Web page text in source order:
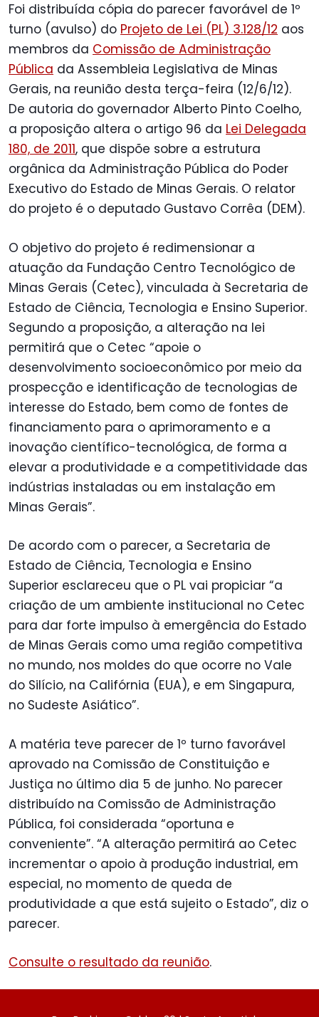
Foi distribuída cópia do parecer favorável de 1º
turno (avulso) do Projeto de Lei (PL) 3.128/12 aos
membros da Comissão de Administração
Pública da Assembleia Legislativa de Minas
Gerais, na reunião desta terça-feira (12/6/12).
De autoria do governador Alberto Pinto Coelho,
a proposição altera o artigo 96 da Lei Delegada
180, de 2011, que dispõe sobre a estrutura
orgânica da Administração Pública do Poder
Executivo do Estado de Minas Gerais. O relator
do projeto é o deputado Gustavo Corrêa (DEM).
O objetivo do projeto é redimensionar a
atuação da Fundação Centro Tecnológico de
Minas Gerais (Cetec), vinculada à Secretaria de
Estado de Ciência, Tecnologia e Ensino Superior.
Segundo a proposição, a alteração na lei
permitirá que o Cetec “apoie o
desenvolvimento socioeconômico por meio da
prospecção e identificação de tecnologias de
interesse do Estado, bem como de fontes de
financiamento para o aprimoramento e a
inovação científico-tecnológica, de forma a
elevar a produtividade e a competitividade das
indústrias instaladas ou em instalação em
Minas Gerais”.
De acordo com o parecer, a Secretaria de
Estado de Ciência, Tecnologia e Ensino
Superior esclareceu que o PL vai propiciar “a
criação de um ambiente institucional no Cetec
para dar forte impulso à emergência do Estado
de Minas Gerais como uma região competitiva
no mundo, nos moldes do que ocorre no Vale
do Silício, na Califórnia (EUA), e em Singapura,
no Sudeste Asiático”.
A matéria teve parecer de 1º turno favorável
aprovado na Comissão de Constituição e
Justiça no último dia 5 de junho. No parecer
distribuído na Comissão de Administração
Pública, foi considerada “oportuna e
conveniente”. “A alteração permitirá ao Cetec
incrementar o apoio à produção industrial, em
especial, no momento de queda de
produtividade a que está sujeito o Estado”, diz o
parecer.
Consulte o resultado da reunião.